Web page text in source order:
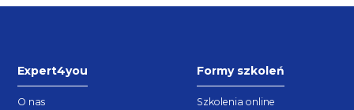
Expert4you
O nas
Formy szkoleń
Szkolenia online